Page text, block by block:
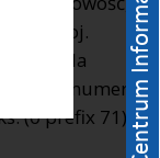
woj.
ul. Na
numer
(0 prefix 71)